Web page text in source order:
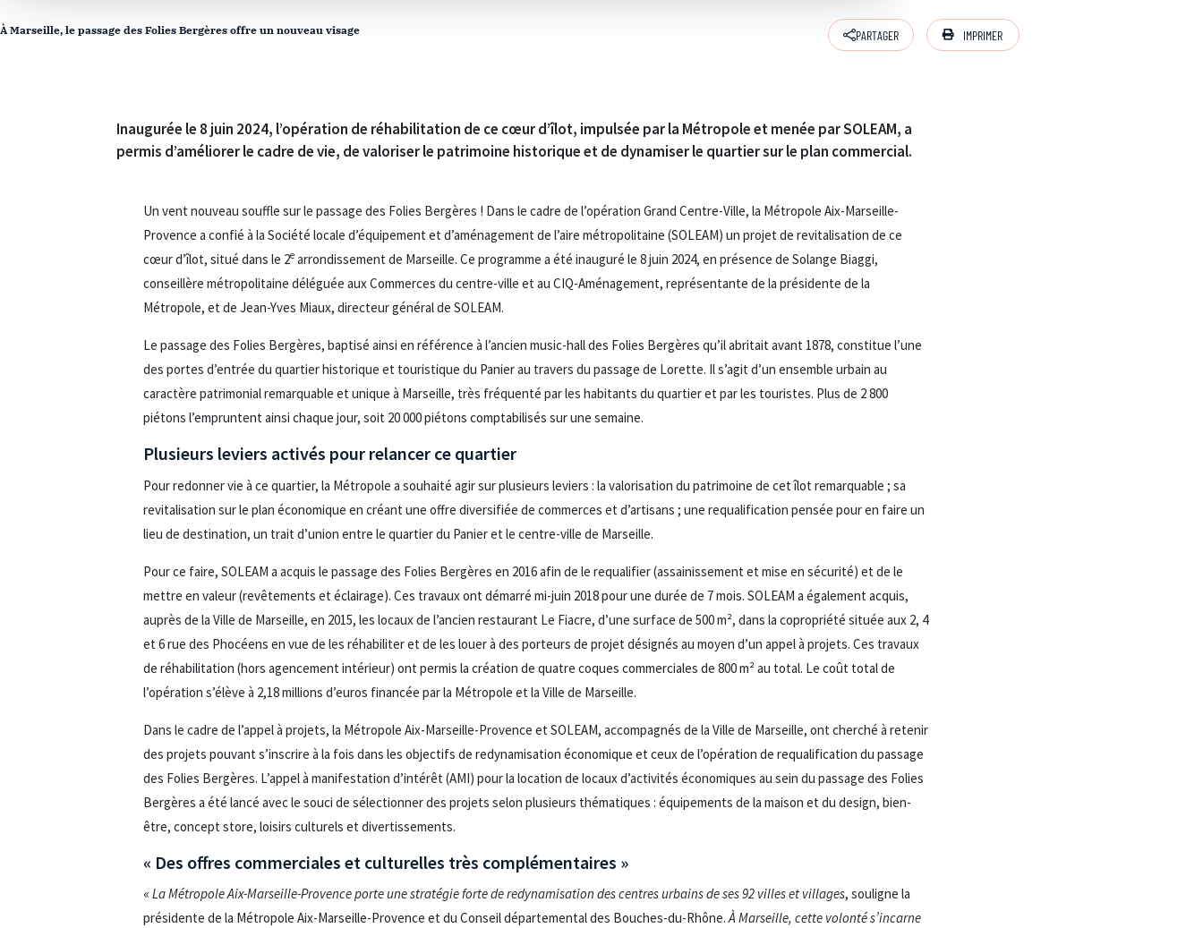
À Marseille, le passage des Folies Bergères offre un nouveau visage PARTAGER IMPRIMER
Inaugurée le 8 juin 2024, l’opération de réhabilitation de ce cœur d’îlot, impulsée par la Métropole et menée par SOLEAM, a
permis d’améliorer le cadre de vie, de valoriser le patrimoine historique et de dynamiser le quartier sur le plan commercial.
Un vent nouveau souffle sur le passage des Folies Bergères ! Dans le cadre de l’opération Grand Centre-Ville, la Métropole Aix-Marseille-
Provence a confié à la Société locale d’équipement et d’aménagement de l’aire métropolitaine (SOLEAM) un projet de revitalisation de ce
cœur d’îlot, situé dans le 2e arrondissement de Marseille. Ce programme a été inauguré le 8 juin 2024, en présence de Solange Biaggi,
conseillère métropolitaine déléguée aux Commerces du centre-ville et au CIQ-Aménagement, représentante de la présidente de la
Métropole, et de Jean-Yves Miaux, directeur général de SOLEAM.
Le passage des Folies Bergères, baptisé ainsi en référence à l’ancien music-hall des Folies Bergères qu’il abritait avant 1878, constitue l’une
des portes d’entrée du quartier historique et touristique du Panier au travers du passage de Lorette. Il s’agit d’un ensemble urbain au
caractère patrimonial remarquable et unique à Marseille, très fréquenté par les habitants du quartier et par les touristes. Plus de 2 800
piétons l’empruntent ainsi chaque jour, soit 20 000 piétons comptabilisés sur une semaine.
Plusieurs leviers activés pour relancer ce quartier
Pour redonner vie à ce quartier, la Métropole a souhaité agir sur plusieurs leviers : la valorisation du patrimoine de cet îlot remarquable ; sa
revitalisation sur le plan économique en créant une offre diversifiée de commerces et d’artisans ; une requalification pensée pour en faire un
lieu de destination, un trait d’union entre le quartier du Panier et le centre-ville de Marseille.
Pour ce faire, SOLEAM a acquis le passage des Folies Bergères en 2016 afin de le requalifier (assainissement et mise en sécurité) et de le
mettre en valeur (revêtements et éclairage). Ces travaux ont démarré mi-juin 2018 pour une durée de 7 mois. SOLEAM a également acquis,
auprès de la Ville de Marseille, en 2015, les locaux de l’ancien restaurant Le Fiacre, d’une surface de 500 m², dans la copropriété située aux 2, 4
et 6 rue des Phocéens en vue de les réhabiliter et de les louer à des porteurs de projet désignés au moyen d’un appel à projets. Ces travaux
de réhabilitation (hors agencement intérieur) ont permis la création de quatre coques commerciales de 800 m² au total. Le coût total de
l’opération s’élève à 2,18 millions d’euros financée par la Métropole et la Ville de Marseille.
Dans le cadre de l’appel à projets, la Métropole Aix-Marseille-Provence et SOLEAM, accompagnés de la Ville de Marseille, ont cherché à retenir
des projets pouvant s’inscrire à la fois dans les objectifs de redynamisation économique et ceux de l’opération de requalification du passage
des Folies Bergères. L’appel à manifestation d’intérêt (AMI) pour la location de locaux d’activités économiques au sein du passage des Folies
Bergères a été lancé avec le souci de sélectionner des projets selon plusieurs thématiques : équipements de la maison et du design, bien-
être, concept store, loisirs culturels et divertissements.
« Des offres commerciales et culturelles très complémentaires »
« La Métropole Aix-Marseille-Provence porte une stratégie forte de redynamisation des centres urbains de ses 92 villes et villages, souligne la
présidente de la Métropole Aix-Marseille-Provence et du Conseil départemental des Bouches-du-Rhône.À Marseille, cette volonté s’incarne